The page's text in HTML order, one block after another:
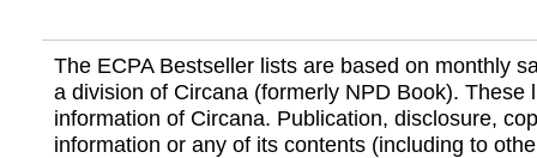
The ECPA Bestseller lists are based on monthly
a division of Circana (formerly NPD Book). These
information of Circana. Publication, disclosure,
information or any of its contents (including to